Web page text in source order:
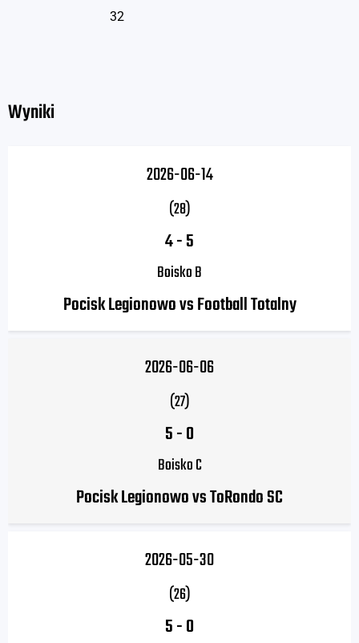
32
Wyniki
2026-06-14
(28)
4-5
Boisko B
Pocisk Legionowo vs Football Totalny
2026-06-06
(27)
5-0
Boisko C
Pocisk Legionowo vs ToRondo SC
2026-05-30
(26)
5-0